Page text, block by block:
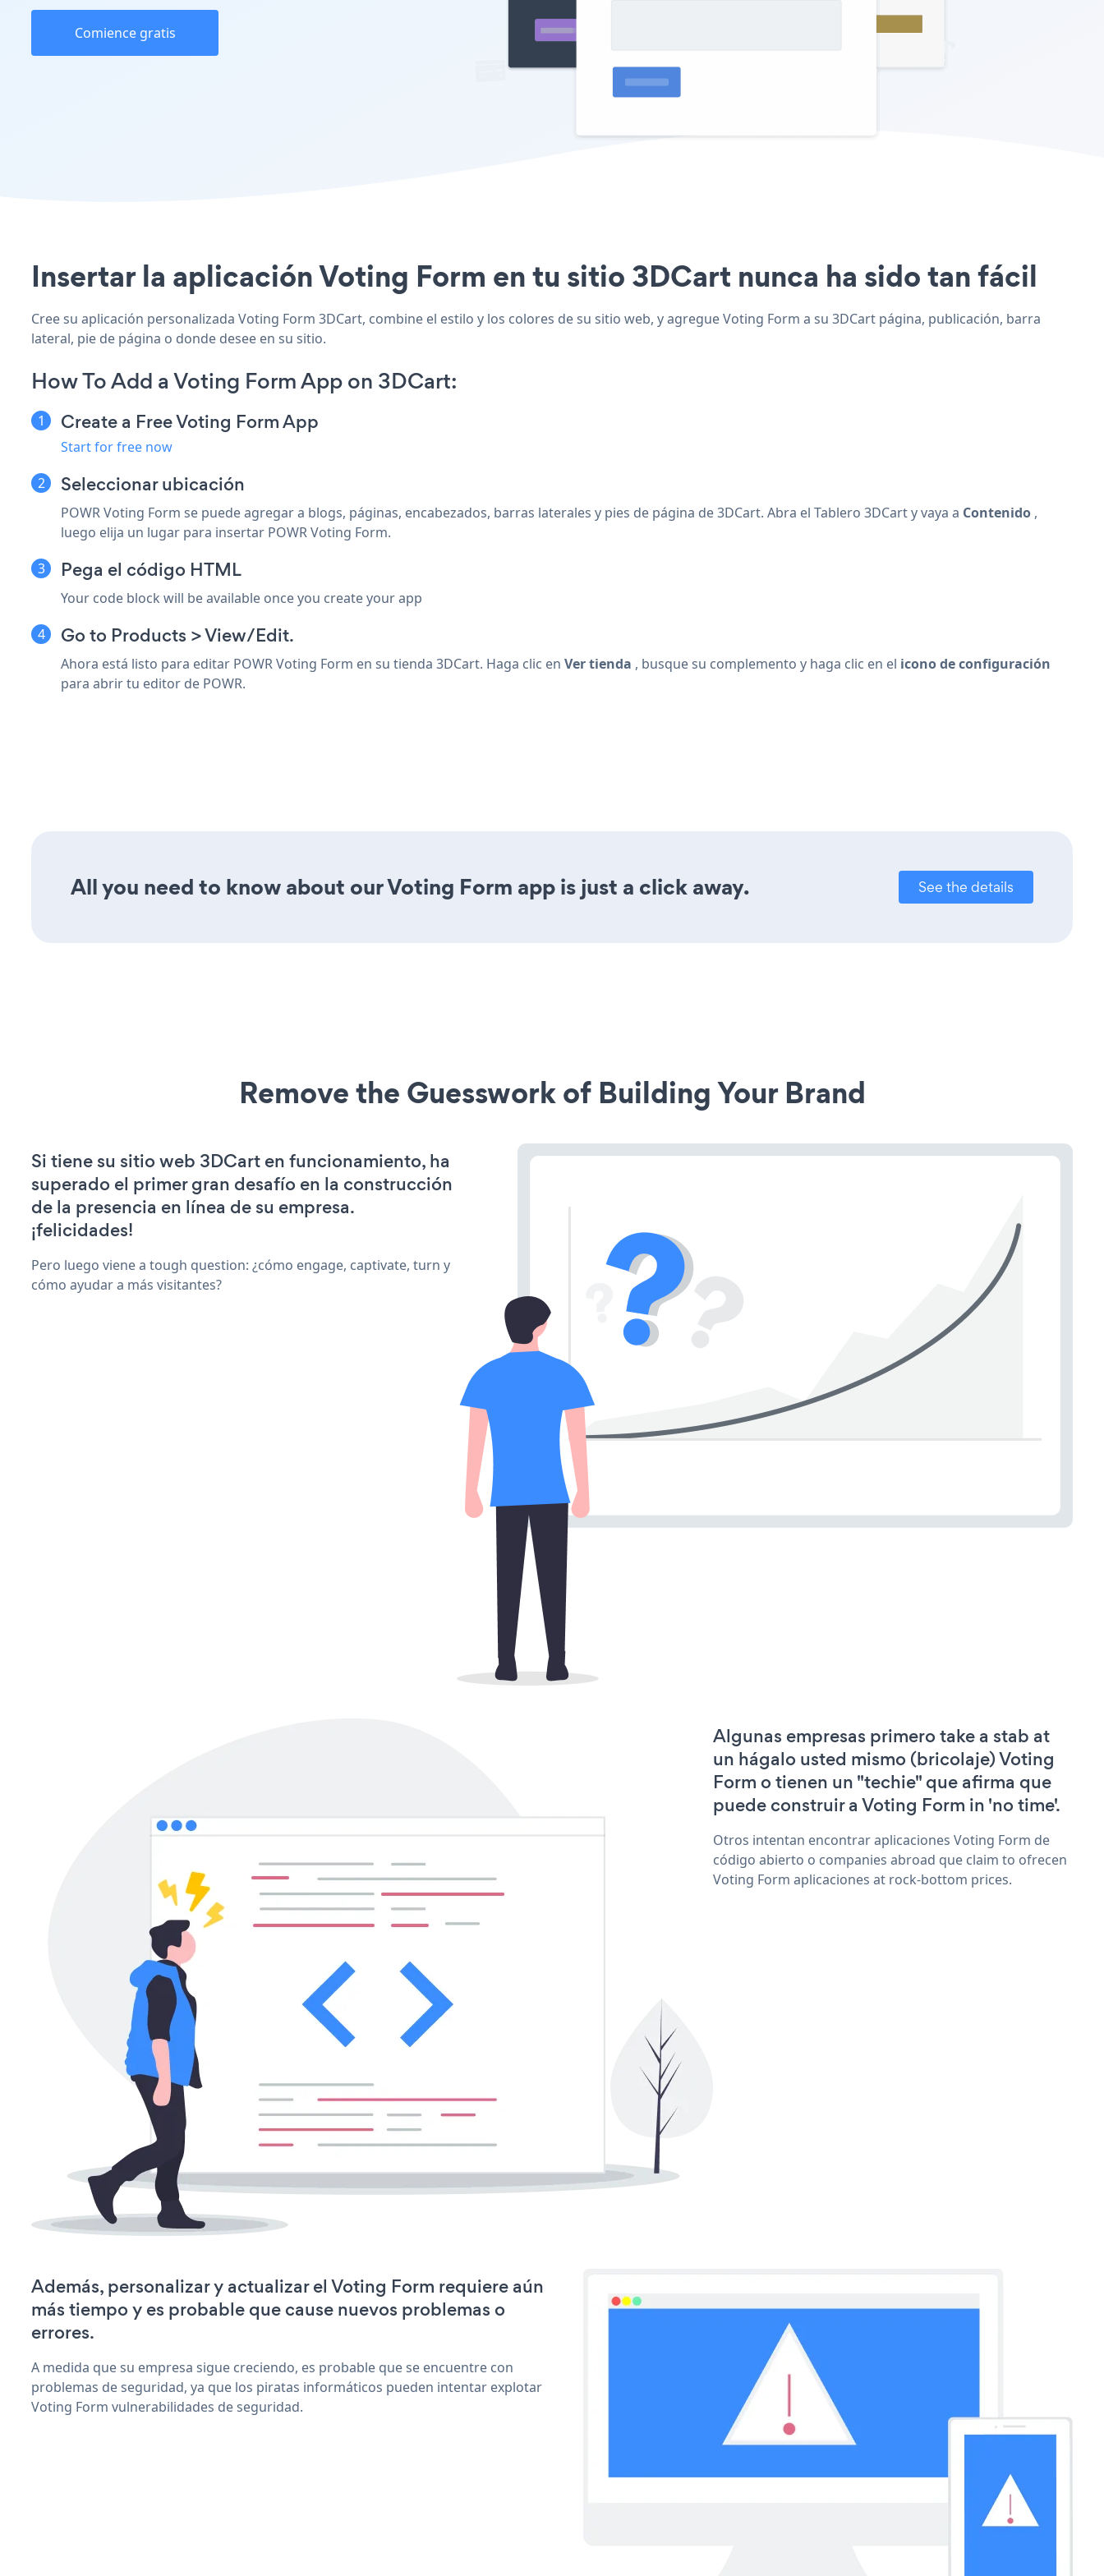
Comience gratis
Insertar la aplicación Voting Form en tu sitio 3DCart nunca ha sido tan fácil
Cree su aplicación personalizada Voting Form 3DCart, combine el estilo y los colores de su sitio web, y agregue Voting Form a su 3DCart página, publicación, barra
lateral, pie de página o donde desee en su sitio.
How To Add a Voting Form App on 3DCart:
Create a Free Voting Form App
Start for free now
Seleccionar ubicación
POWR Voting Form se puede agregar a blogs, páginas, encabezados, barras laterales y pies de página de 3DCart. Abra el Tablero 3DCart y vaya a Contenido ,
luego elija un lugar para insertar POWR Voting Form.
Pega el código HTML
Your code block will be available once you create your app
Go to Products > View/Edit.
Ahora está listo para editar POWR Voting Form en su tienda 3DCart. Haga clic en Ver tienda , busque su complemento y haga clic en el icono de configuración
para abrir tu editor de POWR.
All you need to know about our Voting Form app is just a click away. See the details
Remove the Guesswork of Building Your Brand
Si tiene su sitio web 3DCart en funcionamiento, ha
superado el primer gran desafío en la construcción
de la presencia en línea de su empresa.
¡felicidades!
Pero luego viene a tough question: ¿cómo engage, captivate, turn y
cómo ayudar a más visitantes?
Algunas empresas primero take a stab at
un hágalo usted mismo (bricolaje) Voting
Form o tienen un "techie" que afirma que
puede construir a Voting Form in 'no time'.
Otros intentan encontrar aplicaciones Voting Form de
código abierto o companies abroad que claim to ofrecen
Voting Form aplicaciones at rock-bottom prices.
Además, personalizar y actualizar el Voting Form requiere aún
más tiempo y es probable que cause nuevos problemas o
errores.
A medida que su empresa sigue creciendo, es probable que se encuentre con
problemas de seguridad, ya que los piratas informáticos pueden intentar explotar
Voting Form vulnerabilidades de seguridad.